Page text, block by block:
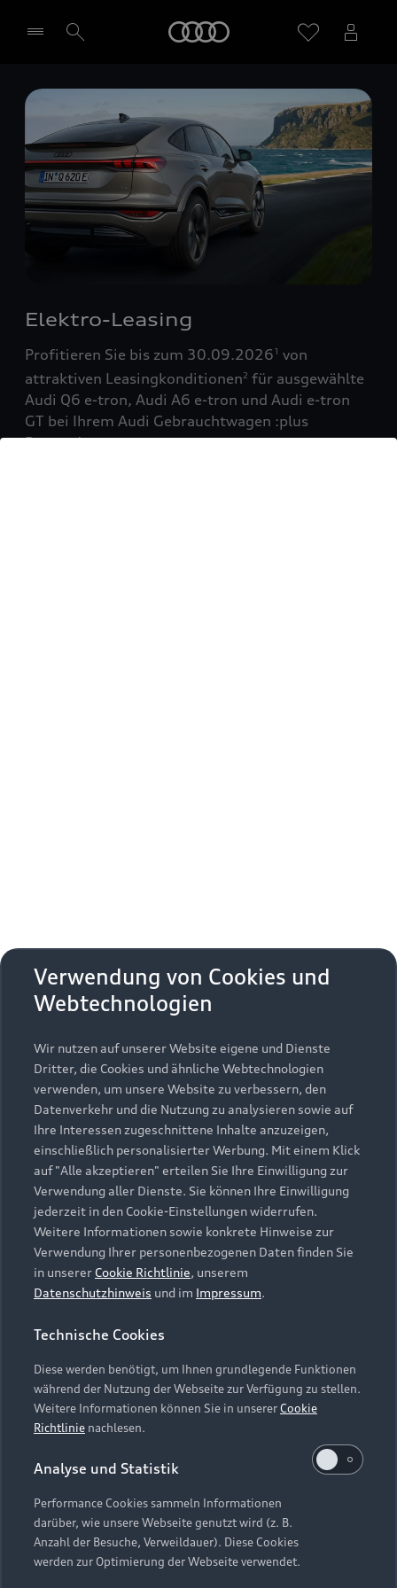
Händler wählen
Elektro-Leasing
Profitieren Sie bis zum 30.09.20261 von
attraktiven Leasingkonditionen2 für ausgewählte
Audi Q6 e-tron, Audi A6 e-tron und Audi e-tron
GT bei Ihrem Audi Gebrauchtwagen :plus
Partner!
Zurück nach oben
Modelle
Alle Modelle
Modelle vergleichen
Elektromodelle
Plug-in-Hybride
Kaufen & leasen
Neuwagensuche
Gebrauchtwagensuche
Gebrauchtwagen
Finanzierung
Aktionen & Angebote
Geschäftskunden
Service & Zubehör
Saisonale Angebote
Audi Services
Garantie
Audi digital services
myAudi
Support
Kundenservice
Händlersuche
Audi Code
Online-Terminvereinbarung
Servicekontakt
Vertrag widerrufen
Über Audi
Unternehmen
Karriere
Investor Relations
Presse & Media Center
Datenschutz
Audi erleben
Newsletter
Impressum Rechtliches
Hinweisgebersystem
Datenschutzinformation
Cookie-Einstellungen
Cookie-Richtlinie
Barrierefreiheit
Hinweis: Die aktuelle Darstellung und Anordnung der
Embleme am Fahrzeug bei allen Abbildungen auf dieser
Webseite kann abweichen.
Verwendung von Cookies und
Webtechnologien
Wir nutzen auf unserer Website eigene und Dienste
Dritter, die Cookies und ähnliche Webtechnologien
verwenden, um unsere Website zu verbessern, den
Datenverkehr und die Nutzung zu analysieren sowie auf
Ihre Interessen zugeschnittene Inhalte anzuzeigen,
einschließlich personalisierter Werbung. Mit einem Klick
auf "Alle akzeptieren" erteilen Sie Ihre Einwilligung zur
Verwendung aller Dienste. Sie können Ihre Einwilligung
jederzeit in den Cookie-Einstellungen widerrufen.
Weitere Informationen sowie konkrete Hinweise zur
Verwendung Ihrer personenbezogenen Daten finden Sie
in unserer Cookie Richtlinie, unserem
Datenschutzhinweis und im Impressum.
Technische Cookies
Diese werden benötigt, um Ihnen grundlegende Funktionen
während der Nutzung der Webseite zur Verfügung zu stellen.
Weitere Informationen können Sie in unsererCookie
Richtlinie nachlesen.
Analyse und Statistik
Performance Cookies sammeln Informationen
darüber, wie unsere Webseite genutzt wird (z. B.
Anzahl der Besuche, Verweildauer). Diese Cookies
werden zur Optimierung der Webseite verwendet.